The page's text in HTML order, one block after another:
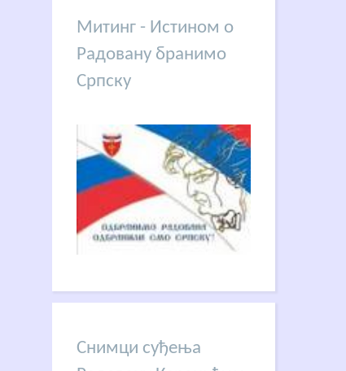
Митинг - Истином о
Радовану бранимо
Српску
Снимци суђења